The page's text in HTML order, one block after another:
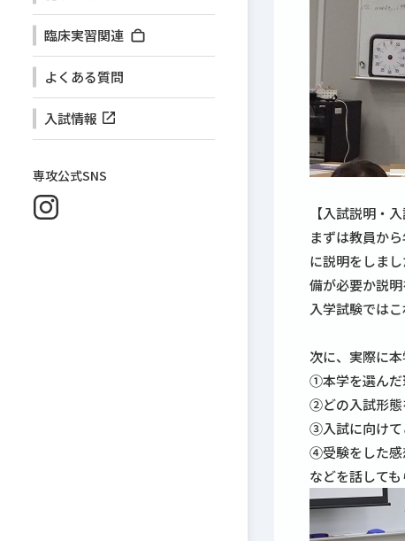
臨床実習関連
よくある質問
入試情報
専攻公式SNS
【入試説明・
まずは教員か
に説明をしま
備が必要か説
入学試験では
次に、実際に本
①本学を選んだ
②どの入試形態
③入試に向けて
④受験をした感
などを話しても